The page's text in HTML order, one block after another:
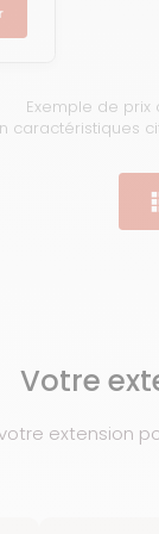
Exemple de
caractéristiques
Votre
extension